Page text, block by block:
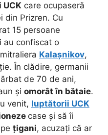
care ocupaseră
din Prizren. Cu
15 persoane
au confiscat o
Kalașnikov,
În clădire, germanii
de 70 de ani,
și omorât în bătaie.
venit, luptătorii UCK
case și să îi
țigani, acuzați că ar